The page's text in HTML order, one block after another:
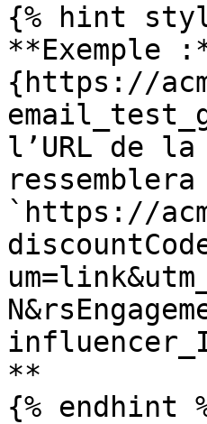
{% hint
**Exemple
{https://
l’URL de
`https://
**
{% endhint